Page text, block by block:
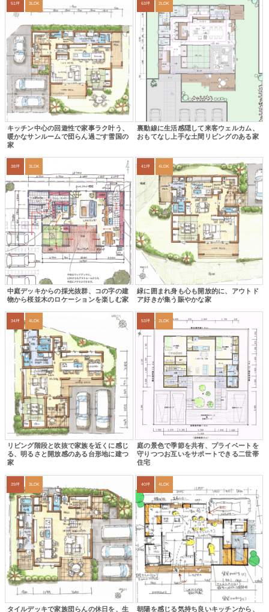
51坪 3LDK
キッチン中心の回遊性で家事ラク叶う、
暖かなサンルームで団らん過ごす雪国の
家
63坪 2LDK
裏動線に生活感隠して来客ウェルカム、
おもてなし上手な土間リビングのある家
38坪 3LDK
中庭デッキからの採光抜群、コの字の建
物から桜並木のロケーションを楽しむ家
41坪 4LDK
緑に囲まれ身も心も開放的に、アウトド
ア好きが集う賑やかな家
34坪 4LDK
リビング階段と吹抜で家族を近くに感じ
る、明るさと開放感のある台形地に建つ
家
53坪 2LDK
庭の景色で季節を共有、プライベートを
守りつつお互いをサポートできる二世帯
住宅
39坪 3LDK
タイルデッキで家族団らんの休日を、生
40坪 4LDK
朝陽を感じる気持ち良いキッチンから、